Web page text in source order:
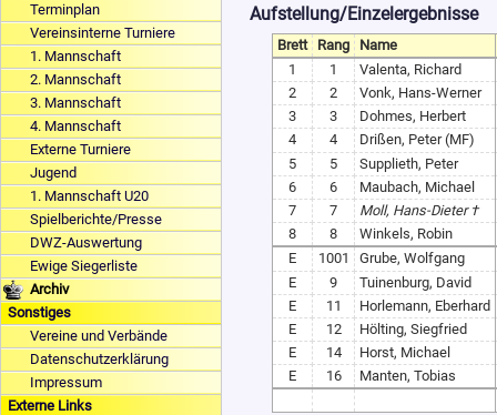
Terminplan
Vereinsinterne Turniere
1. Mannschaft
2. Mannschaft
3. Mannschaft
4. Mannschaft
Externe Turniere
Jugend
1. Mannschaft U20
Spielberichte/Presse
DWZ-Auswertung
Ewige Siegerliste
Archiv
Sonstiges
Vereine und Verbände
Datenschutzerklärung
Impressum
Externe Links
Aufstellung/Einzelergebnisse
Brett Rang
Name
1
1
Valenta, Richard
2
2
Vonk, Hans-Werner
3
3
Dohmes, Herbert
4
4
Drißen, Peter (MF)
5
5
Supplieth, Peter
6
6
Maubach, Michael
7
7
Moll, Hans-Dieter †
8
8
Winkels, Robin
E
1001
Grube, Wolfgang
E
9
Tuinenburg, David
E
11
Horlemann, Eberhard
E
12
Hölting, Siegfried
E
14
Horst, Michael
E
16 Manten, Tobias